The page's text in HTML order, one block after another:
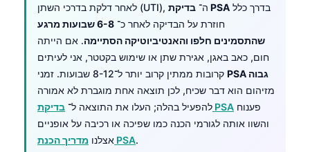
לאחר דלקת בדרכי השתן (UTI), ה־ בדיקת PSA
חוזרת על הבדיקה לאחר כ־
6-8 שבועות מרגע
שהתסמינים חלפו והאנטיביוטיקה הסתיימה. אם הייתה
חום, כאב באגן, אגירת שתן או שימוש בקטטר, אני לעיתים
PSA גבוה
מזיהום הוא דבר שכיח, לכן תוצאה אחת מוגברת לא אמורה
להפעיל בהלה; העלו את התוצאה ל־ בדיקת PSA
והשוו אותה לגורמי הכנה כמו שפיכה או רכיבה על אופניים
אצלנו מדריך הכנת PSA.